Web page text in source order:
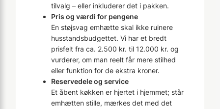
tilvalg – eller inkluderer det i pakken.
Pris og værdi for pengene
En støjsvag emhætte skal ikke ruinere
husstandsbudgettet. Vi har et bredt
prisfelt fra ca. 2.500 kr. til 12.000 kr. og
vurderer, om man reelt får mere stilhed
eller funktion for de ekstra kroner.
Reservedele og service
Et åbent køkken er hjertet i hjemmet; står
emhætten stille, mærkes det med det